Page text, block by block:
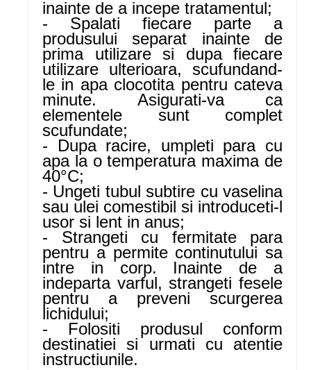
inainte de a incepe tratamentul;
- Spalati fiecare parte a
produsului separat inainte de
prima utilizare si dupa fiecare
utilizare ulterioara, scufundand-
le in apa clocotita pentru cateva
minute. Asigurati-va ca
elementele sunt complet
scufundate;
- Dupa racire, umpleti para cu
apa la o temperatura maxima de
40°C;
- Ungeti tubul subtire cu vaselina
sau ulei comestibil si introduceti-l
usor si lent in anus;
- Strangeti cu fermitate para
pentru a permite continutului sa
intre in corp. Inainte de a
indeparta varful, strangeti fesele
pentru a preveni scurgerea
lichidului;
- Folositi produsul conform
destinatiei si urmati cu atentie
instructiunile.